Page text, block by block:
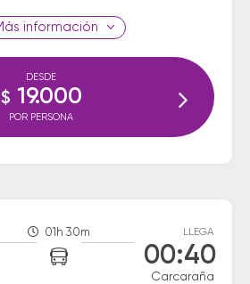
información
DESDE
$ 19.000
POR PERSONA
01h 30m LLEGA
00:40
Carcaraña